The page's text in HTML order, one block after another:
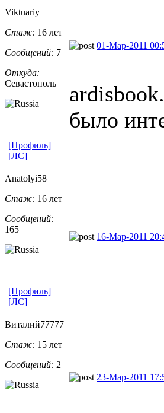
Viktuariy
Стаж: 16 лет
Сообщений: 7
Откуда:
Севастополь
01-Мар-2011
было
[Профиль]
[ЛС]
Anatolyi58
Стаж: 16 лет
Сообщений:
165
16-Мар-2011
[Профиль]
[ЛС]
Виталий77777
Стаж: 15 лет
Сообщений: 2
23-Мар-2011